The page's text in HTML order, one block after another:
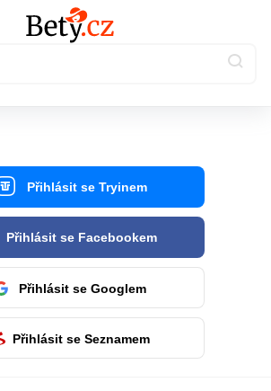
Přihlásit se Tryinem
Přihlásit se Facebookem
Přihlásit se Googlem
Přihlásit se Seznamem